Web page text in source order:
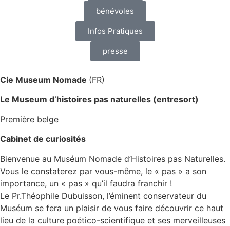
bénévoles
Infos Pratiques
presse
Cie Museum Nomade (FR)
Le Museum d’histoires pas naturelles (entresort)
Première belge
Cabinet de curiosités
Bienvenue au Muséum Nomade d’Histoires pas Naturelles.
Vous le constaterez par vous-même, le « pas » a son
importance, un « pas » qu’il faudra franchir !
Le Pr.Théophile Dubuisson, l’éminent conservateur du
Muséum se fera un plaisir de vous faire découvrir ce haut
lieu de la culture poético-scientifique et ses merveilleuses